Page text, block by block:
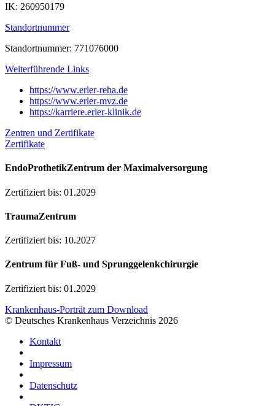
IK: 260950179
Standortnummer
Standortnummer: 771076000
Weiterführende Links
https://www.erler-reha.de
https://www.erler-mvz.de
https://karriere.erler-klinik.de
Zentren und Zertifikate
Zertifikate
EndoProthetikZentrum der Maximalversorgung
Zertifiziert bis: 01.2029
TraumaZentrum
Zertifiziert bis: 10.2027
Zentrum für Fuß- und Sprunggelenkchirurgie
Zertifiziert bis: 01.2029
Krankenhaus-Porträt zum Download
© Deutsches Krankenhaus Verzeichnis 2026
Kontakt
Impressum
Datenschutz